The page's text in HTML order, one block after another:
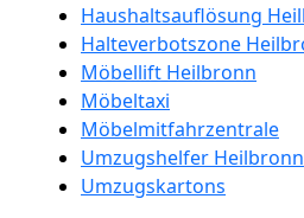
Haushaltsauflösung
Halteverbotszone
Möbellift Heilbronn
Möbeltaxi
Möbelmitfahrzentrale
Umzugshelfer Heilbronn
Umzugskartons